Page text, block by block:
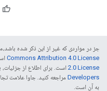
جز در مواردی که غیر از این ذکر شده
Commons Attribution 4.0 License
2.0 License است. برای اطلاع از جزئیات،
Developers‏
به آن است.